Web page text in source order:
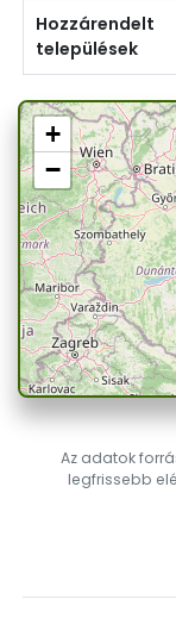
Hozzárendelt
települések
+
−
Az adatok
legfrissebb